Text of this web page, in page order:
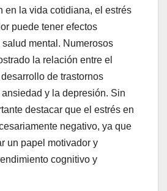
en la vida cotidiana, el estrés
puede tener efectos
mental. Numerosos
la relación entre el
de trastornos
y la depresión. Sin
destacar que el estrés en
negativo, ya que
un papel motivador y
cognitivo y